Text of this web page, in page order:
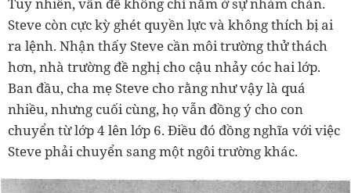
Tuy nhiên, vấn đề không chỉ nằm ở sự nhàm chán.
Steve còn cực kỳ ghét quyền lực và không thích bị ai
ra lệnh. Nhận thấy Steve cần môi trường thử thách
hơn, nhà trường đề nghị cho cậu nhảy cóc hai lớp.
Ban đầu, cha mẹ Steve cho rằng như vậy là quá
nhiều, nhưng cuối cùng, họ vẫn đồng ý cho con
chuyển từ lớp 4 lên lớp 6. Điều đó đồng nghĩa với việc
Steve phải chuyển sang một ngôi trường khác.